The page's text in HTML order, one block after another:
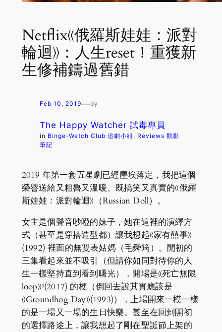
Netflix《俄羅斯娃娃：派對
輪迴》：人生reset！重獲新
生修補鑄過舊錯
Feb 10, 2019—by
The Happy Watcher 試毒專員
in Binge-Watch Club 追劇小組 , Reviews 觀影
筆記
2019 年第一套五星劇已經塵埃落定，我把這個
榮譽送給又粗魯又溫暖、既搞笑又真實的《俄羅
斯娃娃：派對輪迴》（Russian Doll）。
女主是個聲音吵啞的妹子，她在這裡的演繹方
式（甚至是穿搭造型都）讓我想起《家有囍事》
(1992) 裡面的無雙表姑媽（毛舜筠）。開初的
三集看起來並不吸引（但請你如同對待你的人
生一樣堅持直到看到曙光），開場是《死亡無限
loop》¹(2017) 的梗（倒回去說其實應該是
《Groundhog Day》(1993)），上場開來一模一樣
的是一場又一場的生日快樂。甚至在回到開初
的選擇路途上，讓我想起了剛在聖誕節上架的